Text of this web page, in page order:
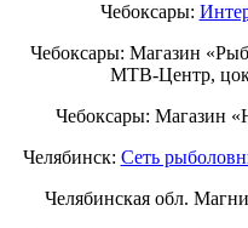
Чебоксары:
Чебоксары: Магазин
МТВ-Центр,
Чебоксары: Магазин
Челябинск: Сеть
Челябинская обл.